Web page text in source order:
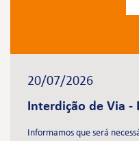
20/07/2026
Interdição de Via -
Informamos que será